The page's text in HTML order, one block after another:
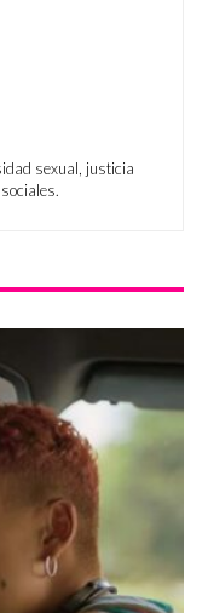
sexual, justicia